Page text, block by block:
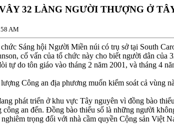
32 LÀNG NGƯỜI THƯỢNG Ở
AM
Sáng hội Người Miền núi có trụ sở tại South
cố vấn của tổ chức này cho biết người dân
tự do tôn giáo vào tháng 2 năm 2001, và tháng 4
Công an địa phương muốn kiểm soát cả vùng
phát triển ở khu vực Tây nguyên vì đồng bào
an đến. Ðồng bào thiểu số là những người
trọng đối với nhà cầm quyền Cộng sản Việt